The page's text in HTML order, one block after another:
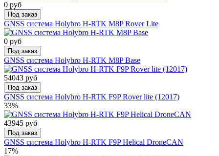
0 руб
Под заказ
GNSS система Holybro H-RTK M8P Rover Lite
0 руб
Под заказ
GNSS система Holybro H-RTK M8P Base
54043 руб
Под заказ
GNSS система Holybro H-RTK F9P Rover lite (12017)
33%
43945 руб
Под заказ
GNSS система Holybro H-RTK F9P Helical DroneCAN
17%